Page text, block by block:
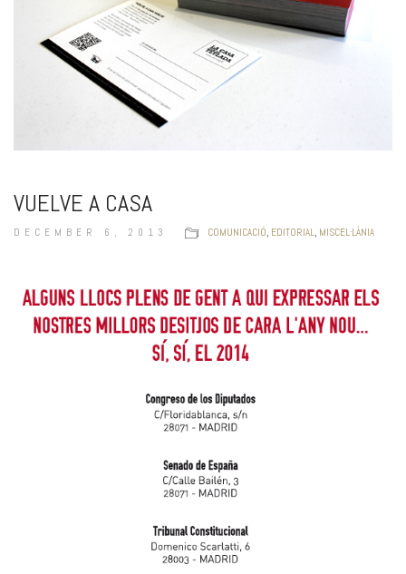
VUELVE A CASA
DECEMBER 6, 2013 COMUNICACIÓ, EDITORIAL, MISCEL·LÀNIA